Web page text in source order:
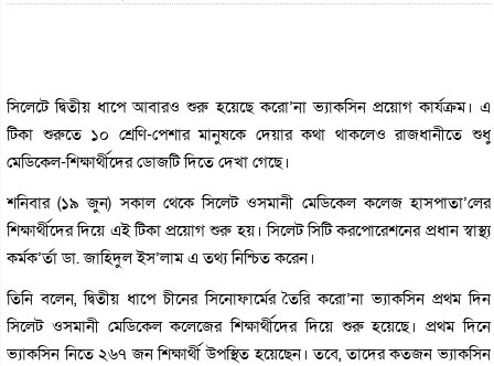
সিলেটে দ্বিতীয় ধাপে আবারও শুরু হয়েছে করো’না ভ্যাকসিন প্রয়োগ কার্যক্রম। এ
টিকা শুরুতে ১০ শ্রেণি-পেশার মানুষকে দেয়ার কথা থাকলেও রাজধানীতে শুধু
মেডিকেল-শিক্ষার্থীদের ডোজটি দিতে দেখা গেছে।
শনিবার (১৯ জুন) সকাল থেকে সিলেট ওসমানী মেডিকেল কলেজ হাসপাতা’লের
শিক্ষার্থীদের দিয়ে এই টিকা প্রয়োগ শুরু হয়। সিলেট সিটি করপোরেশনের প্রধান স্বাস্থ্য
কর্মক’র্তা ডা. জাহিদুল ইস’লাম এ তথ্য নিশ্চিত করেন।
তিনি বলেন, দ্বিতীয় ধাপে চীনের সিনোফার্মের তৈরি করো’না ভ্যাকসিন প্রথম দিন
সিলেট ওসমানী মেডিকেল কলেজের শিক্ষার্থীদের দিয়ে শুরু হয়েছে। প্রথম দিনে
ভ্যাকসিন নিতে ২৬৭ জন শিক্ষার্থী উপস্থিত হয়েছেন। তবে, তাদের কতজন ভ্যাকসিন